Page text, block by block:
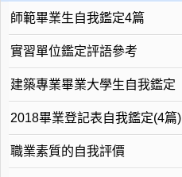
師範畢業生自我鑑定4篇
實習單位鑑定評語參考
建築專業畢業大學生自我鑑定
2018畢業登記表自我鑑定(4篇)
職業素質的自我評價